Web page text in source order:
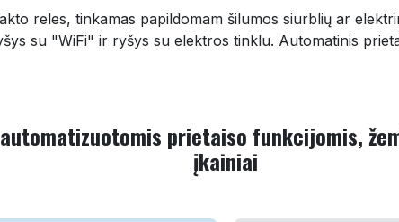
reles, tinkamas papildomam šilumos siurblių ar
su "WiFi" ir ryšys su elektros tinklu. Automatinis
prietaiso funkcijomis,
įkainiai